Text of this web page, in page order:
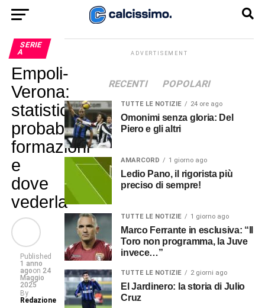
SERIE
A
Empoli-
Verona:
statistiche,
probabili
formazioni
e
dove
vederla
Published
1 anno
agoon 24
Maggio
2025
By
Redazione
ADVERTISEMENT
RECENTI POPOLARI
TUTTE LE NOTIZIE 24 ore ago
Omonimi senza gloria: Del
Piero e gli altri
AMARCORD 1 giorno ago
Ledio Pano, il rigorista più
preciso di sempre!
TUTTE LE NOTIZIE 1 giorno ago
Marco Ferrante in esclusiva: “Il
Toro non programma, la Juve
invece…”
TUTTE LE NOTIZIE 2 giorni ago
El Jardinero: la storia di Julio
Cruz